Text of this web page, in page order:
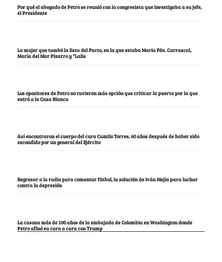
Por qué el abogado de Petro se reunió con la congresista que investigaba a su jefe,
el Presidente
La mujer que tumbó la lista del Pacto, en la que estaba María Fda. Carrascal,
María del Mar Pizarro y “Lalis
Los opositores de Petro no tuvieron más opción que criticar la puerta por la que
entró a la Casa Blanca
Así encontraron el cuerpo del cura Camilo Torres, 60 años después de haber sido
escondido por un general del Ejército
Regresar a la radio para comentar fútbol, la solución de Iván Mejía para luchar
contra la depresión
La casona más de 100 años de la embajada de Colombia en Washington donde
Petro afinó su cara a cara con Trump